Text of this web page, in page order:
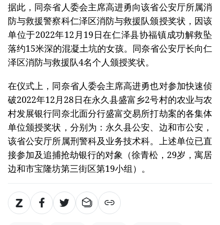
据此，同奈省人委会主席高进勇向该省公安厅所属消
防与救援警察科仁泽区消防与救援队颁授奖状，因该
单位于2022年12月19日在仁泽县协福镇成功解救坠
落约15米深的混凝土坑的女孩。同奈省公安厅长向仁
泽区消防与救援队4名个人颁授奖状。
在仪式上，同奈省人委会主席高进勇也对参加快速侦
破2022年12月28日在永久县盛富乡2号村的农业与农
村发展银行同奈北面分行盛富交易所打劫案的各集体
单位颁授奖状，分别为：永久县公安、边和市公安，
该省公安厅所属刑警科及业务技术科。上述单位已直
接参加及追捕抢劫银行的对象（徐青松，29岁，寓居
边和市宝隆坊第三街区第19小组）。